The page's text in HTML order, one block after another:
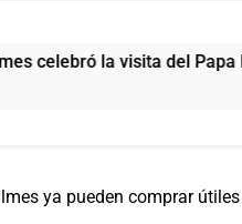
León XIV a la Argentina
ya pueden comprar